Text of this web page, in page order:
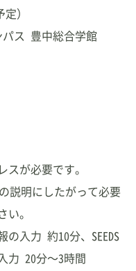
）
ス 豊中総合学館
が必要です。
の説明にしたがって必要
。
の入力 約10分、SEEDS
力 20分～3時間